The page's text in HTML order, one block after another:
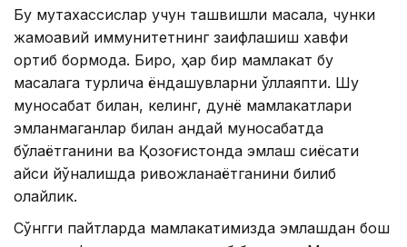
Бу мутахассислар учун ташвишли масала, чунки
жамоавий иммунитетнинг заифлашиш хавфи
ортиб бормоқда. Бироқ, ҳар бир мамлакат бу
масалага турлича ёндашувларни қўллаяпти. Шу
муносабат билан, келинг, дунё мамлакатлари
эмланмаганлар билан қандай муносабатда
бўлаётганини ва Қозоғистонда эмлаш сиёсати
қайси йўналишда ривожланаётганини билиб
олайлик.
Сўнгги пайтларда мамлакатимизда эмлашдан бош